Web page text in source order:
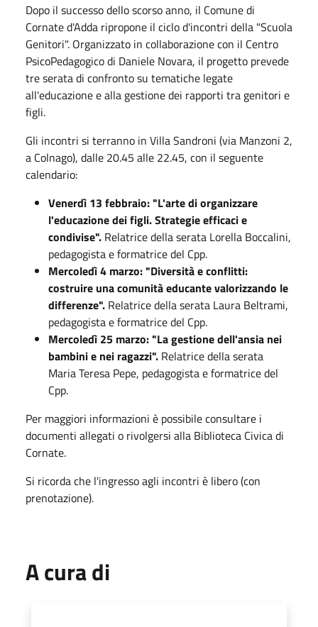
Dopo il successo dello scorso anno, il Comune di
Cornate d'Adda ripropone il ciclo d'incontri della "Scuola
Genitori". Organizzato in collaborazione con il Centro
PsicoPedagogico di Daniele Novara, il progetto prevede
tre serata di confronto su tematiche legate
all'educazione e alla gestione dei rapporti tra genitori e
figli.
Gli incontri si terranno in Villa Sandroni (via Manzoni 2,
a Colnago), dalle 20.45 alle 22.45, con il seguente
calendario:
Venerdì 13 febbraio: "L'arte di organizzare
l'educazione dei figli. Strategie efficaci e
condivise". Relatrice della serata Lorella Boccalini,
pedagogista e formatrice del Cpp.
Mercoledì 4 marzo: "Diversità e conflitti:
costruire una comunità educante valorizzando le
differenze". Relatrice della serata Laura Beltrami,
pedagogista e formatrice del Cpp.
Mercoledì 25 marzo: "La gestione dell'ansia nei
bambini e nei ragazzi". Relatrice della serata
Maria Teresa Pepe, pedagogista e formatrice del
Cpp.
Per maggiori informazioni è possibile consultare i
documenti allegati o rivolgersi alla Biblioteca Civica di
Cornate.
Si ricorda che l'ingresso agli incontri è libero (con
prenotazione).
A cura di